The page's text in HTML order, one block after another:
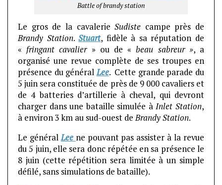
Battle of brandy station
Le gros de la cavalerieSudiste campe près de
Brandy Station.Stuart, fidèle à sa réputation de
« fringant cavalier» ou de «beau sabreur », a
organisé une revue complète de ses troupes en
présence du généralLee. Cette grande parade du
5 juin sera constituée de près de 9 000 cavaliers et
de 4 batteries d’artillerie à cheval, qui devront
charger dans une bataille simulée àInlet Station,
à environ 3 km au sud-ouest deBrandy Station.
Le généralLee ne pouvant pas assister à la revue
du 5 juin, elle sera donc répétée en sa présence le
8 juin (cette répétition sera limitée à un simple
défilé, sans simulations de bataille).